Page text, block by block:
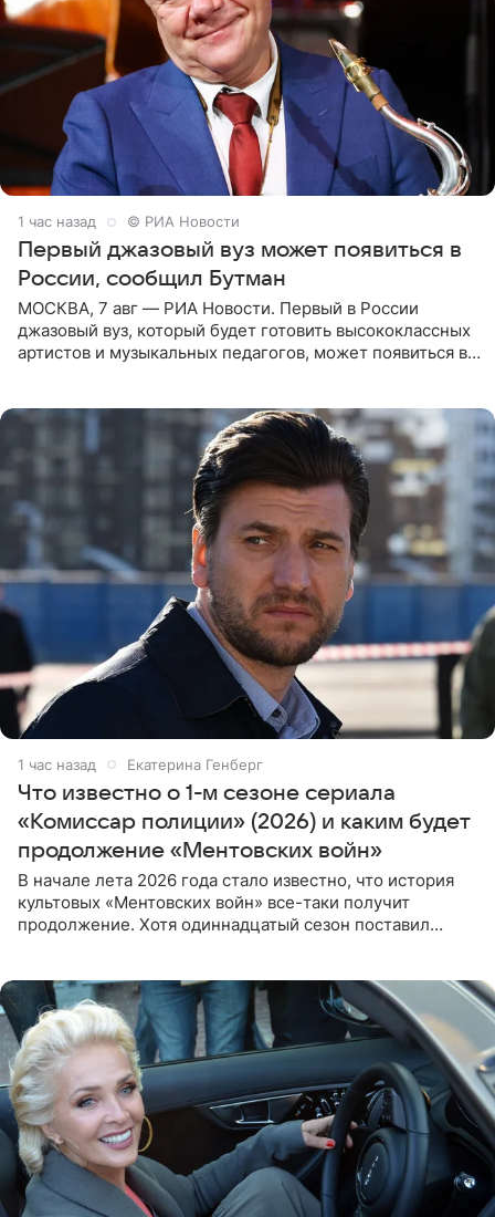
1 час назад © РИА Новости
Первый джазовый вуз может появиться в
России, сообщил Бутман
МОСКВА, 7 авг — РИА Новости. Первый в России
джазовый вуз, который будет готовить высококлассных
артистов и музыкальных педагогов, может появиться в
1 час назад Екатерина Генберг
Что известно о 1-м сезоне сериала
«Комиссар полиции» (2026) и каким будет
продолжение «Ментовских войн»
В начале лета 2026 года стало известно, что история
культовых «Ментовских войн» все-таки получит
продолжение. Хотя одиннадцатый сезон поставил